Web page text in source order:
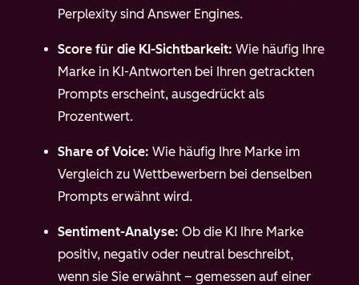
Perplexity sind Answer Engines.
Score für die KI-Sichtbarkeit: Wie häufig Ihre
Marke in KI-Antworten bei Ihren getrackten
Prompts erscheint, ausgedrückt als
Prozentwert.
Share of Voice: Wie häufig Ihre Marke im
Vergleich zu Wettbewerbern bei denselben
Prompts erwähnt wird.
Sentiment-Analyse: Ob die KI Ihre Marke
positiv, negativ oder neutral beschreibt,
wenn sie Sie erwähnt – gemessen auf einer